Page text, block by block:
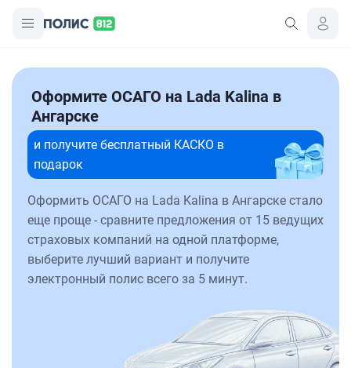
Оформите ОСАГО на Lada Kalina в
Ангарске
и получите бесплатный КАСКО в
подарок
Оформить ОСАГО на Lada Kalina в Ангарске стало
еще проще - сравните предложения от 15 ведущих
страховых компаний на одной платформе,
выберите лучший вариант и получите
электронный полис всего за 5 минут.